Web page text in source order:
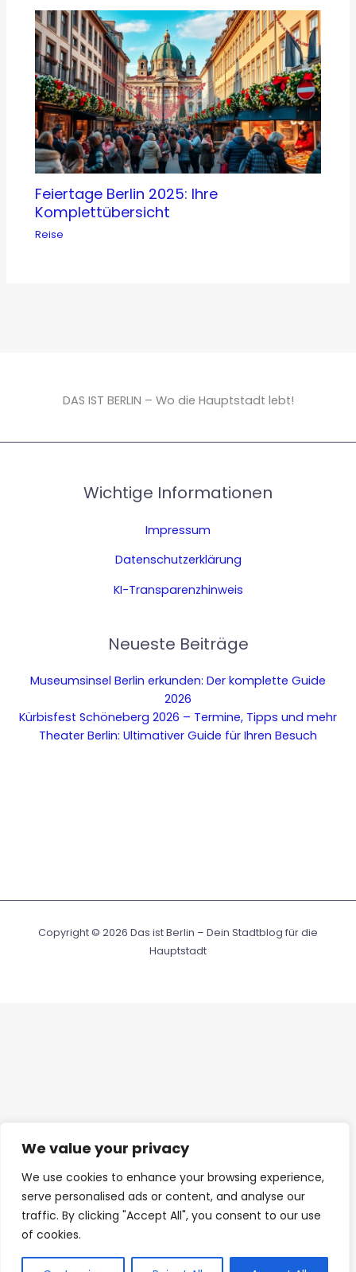
We value your privacy
We use cookies to enhance your browsing experience,
serve personalised ads or content, and analyse our
traffic. By clicking "Accept All", you consent to our use
of cookies.
Feiertage Berlin 2025: Ihre
Komplettübersicht
Reise
DAS IST BERLIN – Wo die Hauptstadt lebt!
Wichtige Informationen
Impressum
Datenschutzerklärung
KI-Transparenzhinweis
Neueste Beiträge
Museumsinsel Berlin erkunden: Der komplette Guide
2026
Kürbisfest Schöneberg 2026 – Termine, Tipps und mehr
Theater Berlin: Ultimativer Guide für Ihren Besuch
Copyright © 2026 Das ist Berlin – Dein Stadtblog für die
Hauptstadt
AIund Bilder sind mithilfe